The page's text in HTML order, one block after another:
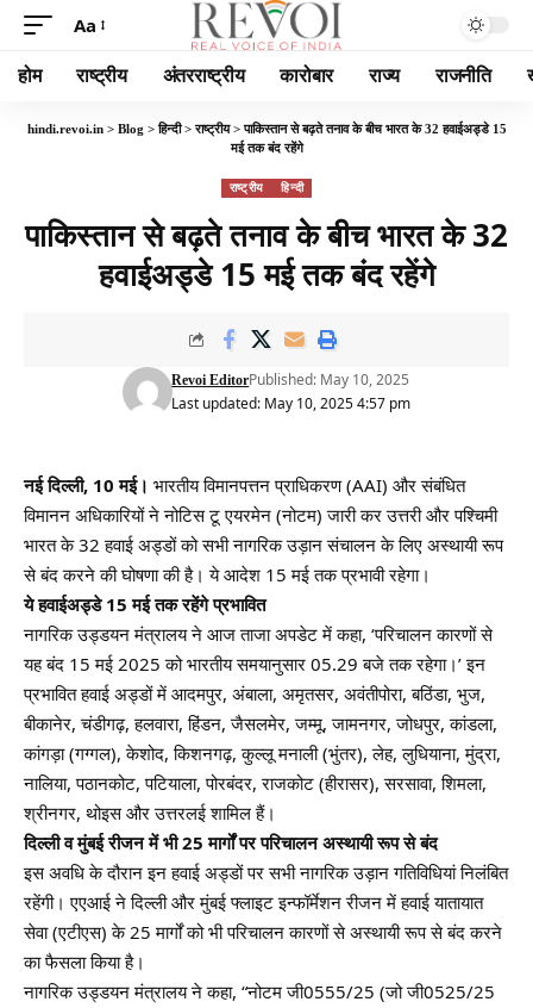
Aa
होम राष्ट्रीय अंतरराष्ट्रीय कारोबार राज्य राजनीति
hindi.revoi.in> Blog >हिन्दी>राष्ट्रीय>पाकिस्तान से बढ़ते तनाव के बीच भारत के 32 हवाईअड्डे 15
मई तक बंद रहेंगे
राष्ट्रीय हिन्दी
पाकिस्तान से बढ़ते तनाव के बीच भारत के 32
हवाईअड्डे 15 मई तक बंद रहेंगे
Last updated: May 10, 2025 4:57 pm
Revoi EditorPublished: May 10, 2025
नई दिल्ली, 10 मई। भारतीय विमानपत्तन प्राधिकरण (AAI) और संबंधित
विमानन अधिकारियों ने नोटिस टू एयरमेन (नोटम) जारी कर उत्तरी और पश्चिमी
भारत के 32 हवाई अड्डों को सभी नागरिक उड़ान संचालन के लिए अस्थायी रूप
से बंद करने की घोषणा की है। ये आदेश 15 मई तक प्रभावी रहेगा।
ये हवाईअड्डे 15 मई तक रहेंगे प्रभावित
नागरिक उड्डयन मंत्रालय ने आज ताजा अपडेट में कहा, ‘परिचालन कारणों से
यह बंद 15 मई 2025 को भारतीय समयानुसार 05.29 बजे तक रहेगा।’ इन
प्रभावित हवाई अड्डों में आदमपुर, अंबाला, अमृतसर, अवंतीपोरा, बठिंडा, भुज,
बीकानेर, चंडीगढ़, हलवारा, हिंडन, जैसलमेर, जम्मू, जामनगर, जोधपुर, कांडला,
कांगड़ा (गग्गल), केशोद, किशनगढ़, कुल्लू मनाली (भुंतर), लेह, लुधियाना, मुंद्रा,
नालिया, पठानकोट, पटियाला, पोरबंदर, राजकोट (हीरासर), सरसावा, शिमला,
श्रीनगर, थोइस और उत्तरलई शामिल हैं।
दिल्ली व मुंबई रीजन में भी 25 मार्गों पर परिचालन अस्थायी रूप से बंद
इस अवधि के दौरान इन हवाई अड्डों पर सभी नागरिक उड़ान गतिविधियां निलंबित
रहेंगी। एएआई ने दिल्ली और मुंबई फ्लाइट इन्फॉर्मेशन रीजन में हवाई यातायात
सेवा (एटीएस) के 25 मार्गों को भी परिचालन कारणों से अस्थायी रूप से बंद करने
का फैसला किया है।
नागरिक उड्डयन मंत्रालय ने कहा, “नोटम जी0555/25 (जो जी0525/25